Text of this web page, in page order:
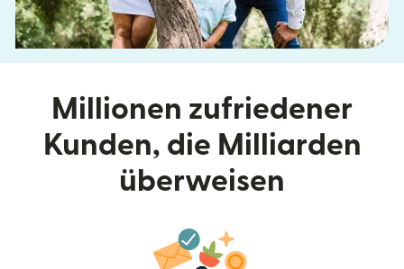
Millionen zufriedener
Kunden, die Milliarden
überweisen